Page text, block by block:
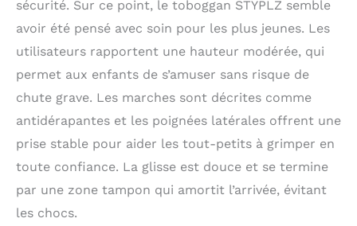
empêcher les dérapages.
Zone tampon allongée
élastique absorbe
efficacement les chocs,
idéal pour les enfants de
totale maximale de
50kg). 2. Montessori :
économise espace +
réduit le temps
d’écran：Conçu selon la
sécurité. Sur ce point, le toboggan STYPLZ semble
avoir été pensé avec soin pour les plus jeunes. Les
utilisateurs rapportent une hauteur modérée, qui
permet aux enfants de s’amuser sans risque de
chute grave. Les marches sont décrites comme
antidérapantes et les poignées latérales offrent une
prise stable pour aider les tout-petits à grimper en
toute confiance. La glisse est douce et se termine
par une zone tampon qui amortit l’arrivée, évitant
les chocs.